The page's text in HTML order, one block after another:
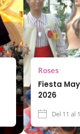
Roses
Fiesta
2026
Del 11 al